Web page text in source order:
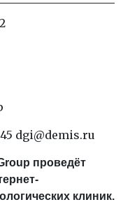
dgi@demis.ru
проведёт
клиник.